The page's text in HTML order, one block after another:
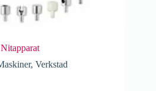
Nitapparat
, Verkstad